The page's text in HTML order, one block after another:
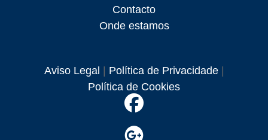
Contacto
Onde estamos
Aviso Legal | Política de Privacidade|
Política de Cookies